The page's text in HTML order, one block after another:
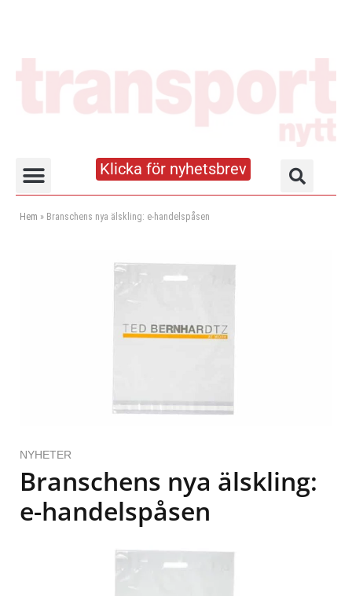
Klicka för nyhetsbrev
Hem » Branschens nya älskling: e-handelspåsen
NYHETER
Branschens nya älskling:
e-handelspåsen